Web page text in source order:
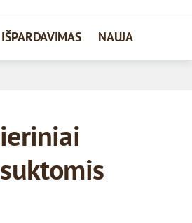
IŠPARDAVIMAS NAUJA